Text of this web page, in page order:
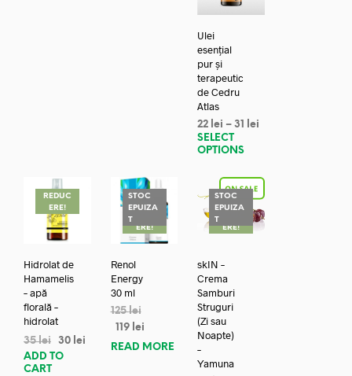
Ulei
esențial
pur și
terapeutic
de Cedru
Atlas
22 lei –31
lei
SELECT
OPTIONS
REDUC
ERE!
Hidrolat de
Hamamelis
– apă
florală –
hidrolat
35lei 30 lei
ADD TO
CART
STOC
EPUIZA
TREDUC
ERE!
Renol
Energy
30 ml
125lei
119 lei
READ MORE
STOC
EPUIZA
TREDUC
ERE!
skIN –
Crema
Samburi
Struguri
(Zi sau
Noapte)
–
Yamuna